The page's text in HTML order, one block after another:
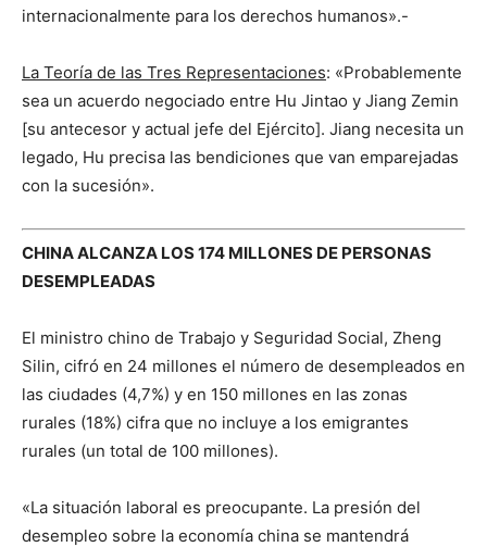
internacionalmente para los derechos humanos».-
La Teoría de las Tres Representaciones: «Probablemente
sea un acuerdo negociado entre Hu Jintao y Jiang Zemin
[su antecesor y actual jefe del Ejército]. Jiang necesita un
legado, Hu precisa las bendiciones que van emparejadas
con la sucesión».
CHINA ALCANZA LOS 174 MILLONES DE PERSONAS
DESEMPLEADAS
El ministro chino de Trabajo y Seguridad Social, Zheng
Silin, cifró en 24 millones el número de desempleados en
las ciudades (4,7%) y en 150 millones en las zonas
rurales (18%) cifra que no incluye a los emigrantes
rurales (un total de 100 millones).
«La situación laboral es preocupante. La presión del
desempleo sobre la economía china se mantendrá